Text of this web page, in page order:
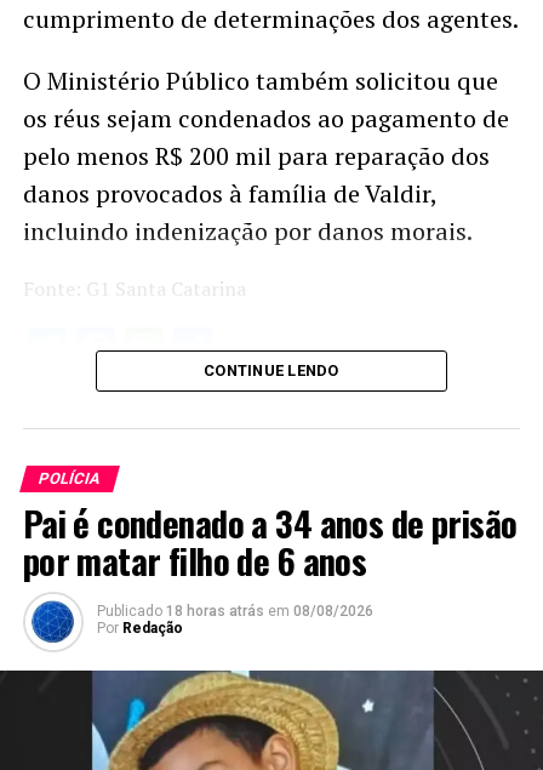
cumprimento de determinações dos agentes.
O Ministério Público também solicitou que
os réus sejam condenados ao pagamento de
pelo menos R$ 200 mil para reparação dos
danos provocados à família de Valdir,
incluindo indenização por danos morais.
Fonte: G1 Santa Catarina
Twitter
Facebook
WhatsApp
Share
CONTINUE LENDO
POLÍCIA
Pai é condenado a 34 anos de prisão
por matar filho de 6 anos
Publicado 18 horas atrás em 08/08/2026
Por Redação